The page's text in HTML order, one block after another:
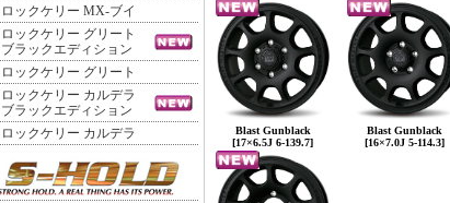
ロックケリー MX-ブイ
ロックケリー グリート
ブラックエディション
ロックケリー グリート
ロックケリー カルデラ
ブラックエディション
ロックケリー カルデラ
Blast Gunblack
[17×6.5J 6-139.7]
Blast Gunblack
[16×7.0J 5-114.3]